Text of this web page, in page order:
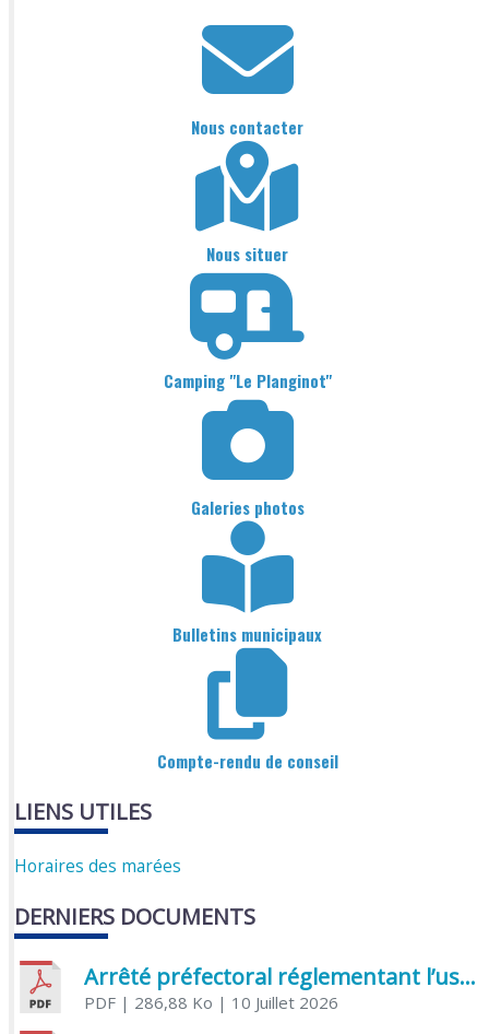
Nous contacter
Nous situer
Camping "Le Planginot"
Galeries photos
Bulletins municipaux
Compte-rendu de conseil
LIENS UTILES
Horaires des marées
DERNIERS DOCUMENTS
Arrêté préfectoral réglementant l’usage de l’eau
PDF| 286,88 Ko | 10 Juillet 2026